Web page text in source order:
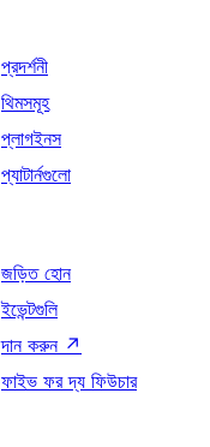
প্রদর্শনী
থিমসমূহ
প্লাগইনস
প্যাটার্নগুলো
জড়িত হোন
ইভেন্টগুলি
দান করুন ↗
ফাইভ ফর দ্য ফিউচার